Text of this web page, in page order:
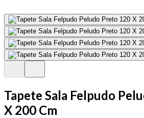
Tapete Sala Felpudo
X 200 Cm